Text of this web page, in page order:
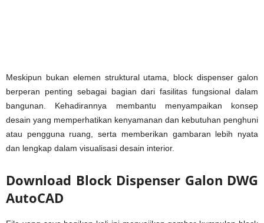
Meskipun bukan elemen struktural utama, block dispenser galon
berperan penting sebagai bagian dari fasilitas fungsional dalam
bangunan. Kehadirannya membantu menyampaikan konsep
desain yang memperhatikan kenyamanan dan kebutuhan penghuni
atau pengguna ruang, serta memberikan gambaran lebih nyata
dan lengkap dalam visualisasi desain interior.
Download Block Dispenser Galon DWG
AutoCAD